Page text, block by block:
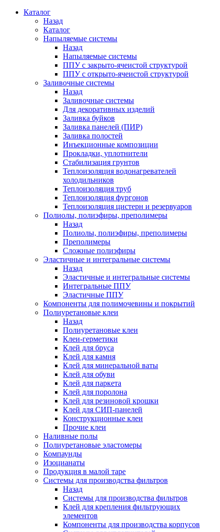
Каталог
Назад
Каталог
Напыляемые системы
Назад
Напыляемые системы
ППУ с закрыто-ячеистой структурой
ППУ с открыто-ячеистой структурой
Заливочные системы
Назад
Заливочные системы
Для декоративных изделий
Заливка буйков
Заливка панелей (ПИР)
Заливка полостей
Инъекционные композиции
Прокладки, уплотнители
Стабилизация грунтов
Теплоизоляция водонагревателей
холодильников
Теплоизоляция труб
Теплоизоляция фургонов
Теплоизоляция цистерн и резервуаров
Полиолы, полиэфиры, преполимеры
Назад
Полиолы, полиэфиры, преполимеры
Преполимеры
Сложные полиэфиры
Эластичные и интегральные системы
Назад
Эластичные и интегральные системы
Интегральные ППУ
Эластичные ППУ
Компоненты для полимочевины и покрытий
Полиуретановые клеи
Назад
Полиуретановые клеи
Клеи-герметики
Клей для бруса
Клей для камня
Клей для минеральной ваты
Клей для обуви
Клей для паркета
Клей для поролона
Клей для резиновой крошки
Клей для СИП-панелей
Конструкционные клеи
Прочие клеи
Наливные полы
Полиуретановые эластомеры
Компаунды
Изоцианаты
Продукция в малой таре
Системы для производства фильтров
Назад
Системы для производства фильтров
Клей для крепления фильтрующих
элементов
Компоненты для производства корпусов